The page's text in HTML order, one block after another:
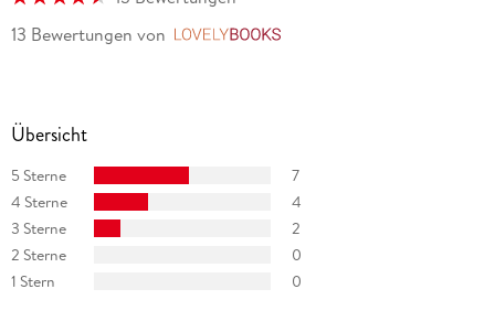
13 Bewertungen von
Übersicht
5 Sterne
7
4 Sterne
4
3 Sterne
2
2 Sterne
0
1 Stern
0